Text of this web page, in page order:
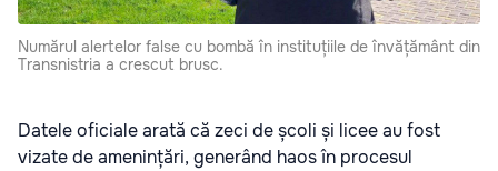
Numărul alertelor false cu bombă în instituțiile de învățământ din
Transnistria a crescut brusc.
Datele oficiale arată că zeci de școli și licee au fost
vizate de amenințări, generând haos în procesul